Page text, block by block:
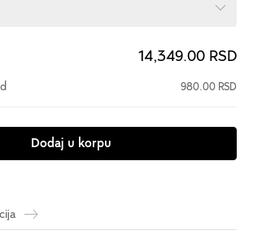
14,349.00 RSD
980.00 RSD
Dodaj u korpu